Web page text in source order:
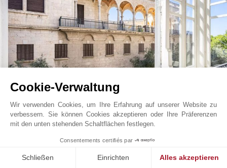
Palma De Mallorca
4 000 EUR
Vermietung Wohnung
Cookie-Verwaltung
Wir verwenden Cookies, um Ihre Erfahrung auf unserer Website zu
verbessern. Sie können Cookies akzeptieren oder Ihre Präferenzen
mit den unten stehenden Schaltflächen festlegen.
Consentements certifiés par
Schließen Einrichten Alles akzeptieren